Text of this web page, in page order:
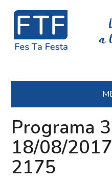
a
Programa
18/08/
2175